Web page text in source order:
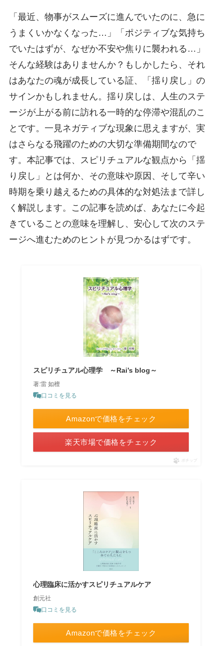
「最近、物事がスムーズに進んでいたのに、急に
うまくいかなくなった…」「ポジティブな気持ち
でいたはずが、なぜか不安や焦りに襲われる…」
そんな経験はありませんか？もしかしたら、それ
はあなたの魂が成長している証、「揺り戻し」の
サインかもしれません。揺り戻しは、人生のステ
ージが上がる前に訪れる一時的な停滞や混乱のこ
とです。一見ネガティブな現象に思えますが、実
はさらなる飛躍のための大切な準備期間なので
す。本記事では、スピリチュアルな観点から「揺
り戻し」とは何か、その意味や原因、そして辛い
時期を乗り越えるための具体的な対処法まで詳し
く解説します。この記事を読めば、あなたに今起
きていることの意味を理解し、安心して次のステ
ージへ進むためのヒントが見つかるはずです。
スピリチュアル心理学 ～Rai’s blog～
著:雷 如檀
口コミを見る
Amazonで価格をチェック
楽天市場で価格をチェック
ポチップ
心理臨床に活かすスピリチュアルケア
創元社
口コミを見る
Amazonで価格をチェック